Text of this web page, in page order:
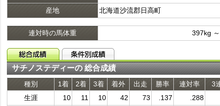
産地
北海道沙流郡日高町
連対時の馬体重 397kg
サチノステディーの 総合成績
種別 1着 2着 3着 着外 出走 勝率 連対率
3
生涯
10 11 10 42 73 .137
.288